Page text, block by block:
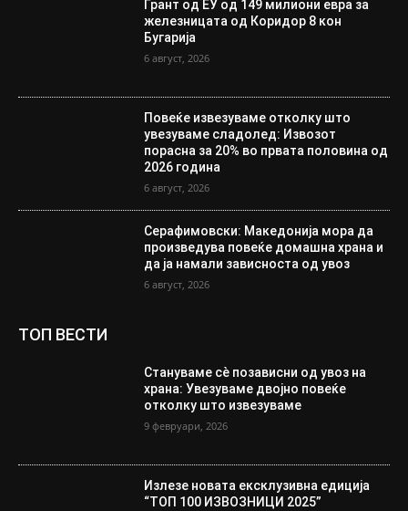
Грант од ЕУ од 149 милиони евра за
железницата од Коридор 8 кон
Бугарија
6 август, 2026
Повеќе извезуваме отколку што
увезуваме сладолед: Извозот
порасна за 20% во првата половина од
2026 година
6 август, 2026
Серафимовски: Македонија мора да
произведува повеќе домашна храна и
да ја намали зависноста од увоз
6 август, 2026
ТОП ВЕСТИ
Стануваме сè позависни од увоз на
храна: Увезуваме двојно повеќе
отколку што извезуваме
9 февруари, 2026
Излезе новата ексклузивна едиција
“ТОП 100 ИЗВОЗНИЦИ 2025”